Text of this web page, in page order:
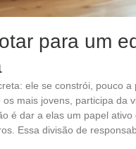
para um
ele se constrói, pouco
mais jovens, participa da
é dar a elas um papel
Essa divisão de